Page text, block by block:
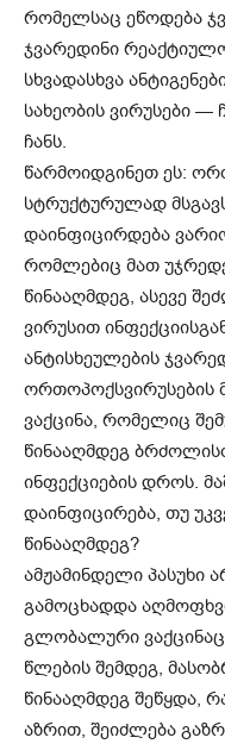
რომელსაც ეწოდება
ჯვარედინი
სხვადასხვა
სახეობის ვირუსები —
ჩანს.
წარმოიდგინეთ ეს:
სტრუქტურულად
დაინფიცირდება
რომლებიც მათ
წინააღმდეგ, ასევე
ვირუსით
ანტისხეულების
ორთოპოქსვირუსების
ვაქცინა, რომელიც
წინააღმდეგ
ინფექციების დროს.
დაინფიცირება, თუ
წინააღმდეგ?
ამჟამინდელი პასუხი
გამოცხადდა
გლობალური
წლების შემდეგ,
წინააღმდეგ შეწყდა,
აზრით, შეიძლება